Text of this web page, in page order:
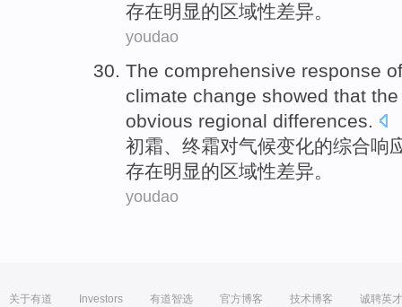
存在明显的区域性差异。
youdao
The comprehensive response of
climate change showed that
obvious regional differences.
初霜、终霜对气候变化的综合响
存在明显的区域性差异。
youdao
关于有道 Investors 有道智选 官方博客 技术博客 诚聘英才